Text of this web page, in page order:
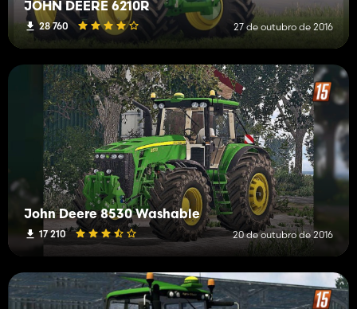
JOHN DEERE 6210R
28 760 27 de outubro de 2016
John Deere 8530 Washable
17 210 20 de outubro de 2016